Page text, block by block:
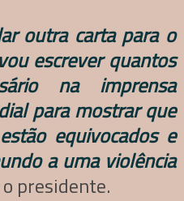
outra carta para o
escrever quantos
na imprensa
para mostrar que
equivocados e
a uma violência
presidente.